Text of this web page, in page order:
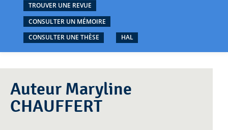
TROUVER UNE REVUE
CONSULTER UN MÉMOIRE
CONSULTER UNE THÈSE
HAL
Auteur Maryline
CHAUFFERT